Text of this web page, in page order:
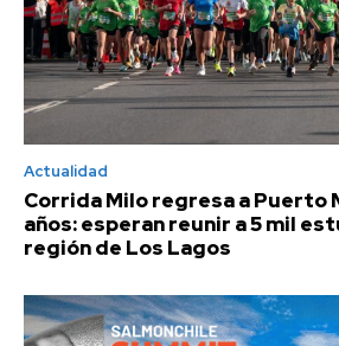
Actualidad
Corrida Milo regresa a Puerto
años: esperan reunir a 5 mil
región de Los Lagos